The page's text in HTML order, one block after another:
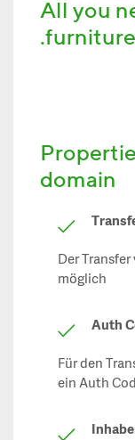
All you
domain
Der
möglich
Auth
Für den
ein Auth